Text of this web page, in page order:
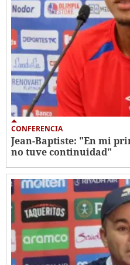
CONFERENCIA
Jean-Baptiste: "En mi
no tuve continuidad"